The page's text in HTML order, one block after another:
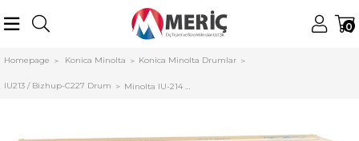
0
Homepage Konica Minolta Konica Minolta Drumlar
IU213 / Bizhup-C227 Drum Minolta IU-214 Mavi Orjinal Drum Unit Bizhub C227-C287 (A85Y0KD)